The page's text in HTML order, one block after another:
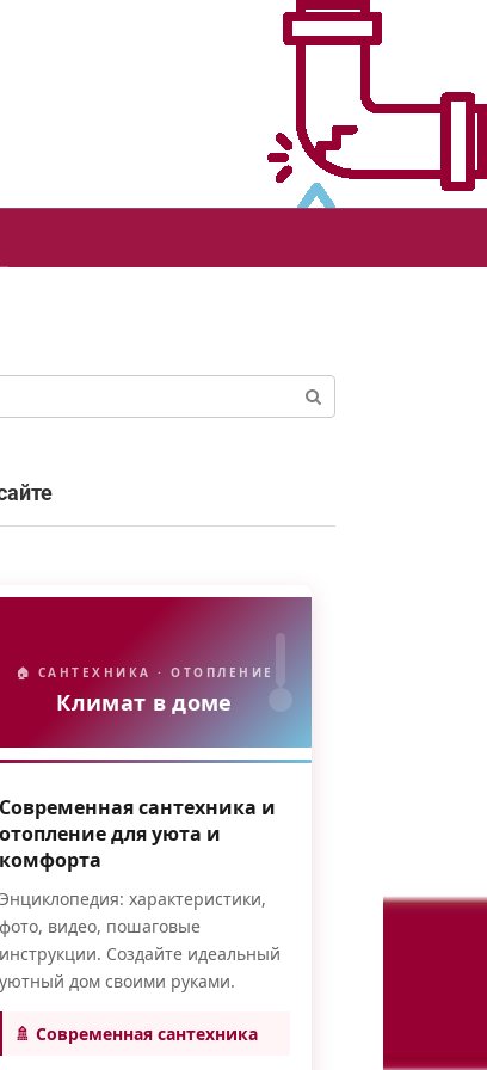
🏠 САНТЕХНИКА · ОТОПЛЕНИЕ
Климат в доме
Современная сантехника и
отопление для уюта и
комфорта
Энциклопедия: характеристики,
фото, видео, пошаговые
инструкции. Создайте идеальный
уютный дом своими руками.
🚿 Современная сантехника